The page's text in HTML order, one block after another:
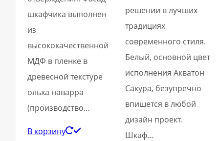
шкафчика выполнен
из
высококачественной
МДФ в пленке в
древесной текстуре
ольха наварра
(производство…
В корзину
решении в лучших
традициях
современного стиля.
Белый, основной цвет
исполнения Акватон
Сакура, безупречно
впишется в любой
дизайн проект.
Шкаф…